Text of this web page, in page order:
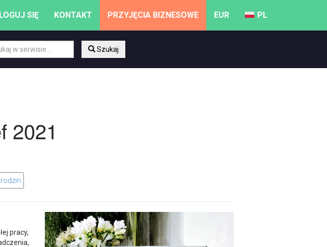
SIĘ KONTAKT PRZYJĘCIA BIZNESOWE EUR PL
Szukaj
2021
pracy,